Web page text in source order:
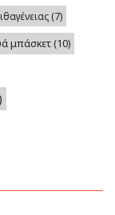
(7)
μπάσκετ(10)